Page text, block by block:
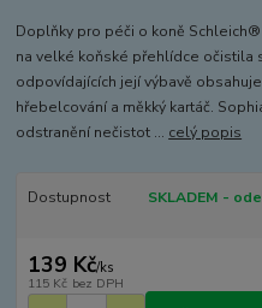
Doplňky pro péči o koně
na velké koňské přehlídce očistila
odpovídajících její výbavě
hřebelcování a měkký kartáč.
odstranění nečistot ... celý popis
Dostupnost SKLADEM -
139 Kč/ks
115 Kč bez DPH